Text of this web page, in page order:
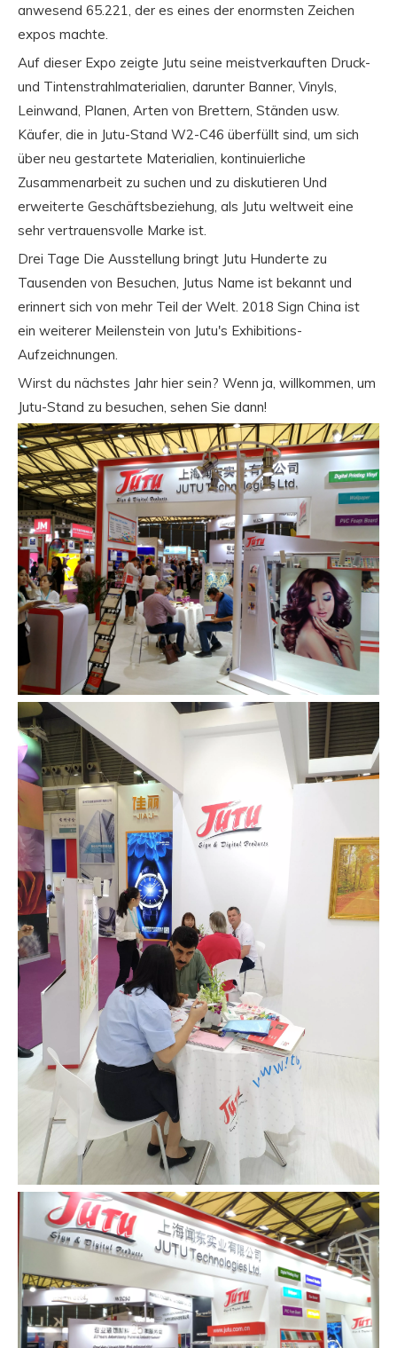
anwesend 65.221, der es eines der enormsten Zeichen
expos machte.
Auf dieser Expo zeigte Jutu seine meistverkauften Druck-
und Tintenstrahlmaterialien, darunter Banner, Vinyls,
Leinwand, Planen, Arten von Brettern, Ständen usw.
Käufer, die in Jutu-Stand W2-C46 überfüllt sind, um sich
über neu gestartete Materialien, kontinuierliche
Zusammenarbeit zu suchen und zu diskutieren Und
erweiterte Geschäftsbeziehung, als Jutu weltweit eine
sehr vertrauensvolle Marke ist.
Drei Tage Die Ausstellung bringt Jutu Hunderte zu
Tausenden von Besuchen, Jutus Name ist bekannt und
erinnert sich von mehr Teil der Welt. 2018 Sign China ist
ein weiterer Meilenstein von Jutu's Exhibitions-
Aufzeichnungen.
Wirst du nächstes Jahr hier sein? Wenn ja, willkommen, um
Jutu-Stand zu besuchen, sehen Sie dann!